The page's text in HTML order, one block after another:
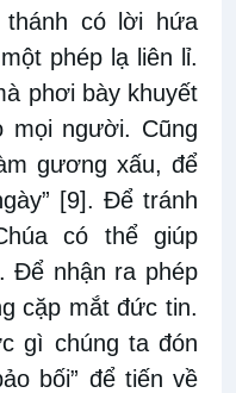
thánh có lời hứa
phép lạ liên lỉ.
phơi bày khuyết
mọi người. Cũng
gương xấu, để
[9]. Để tránh
có thể giúp
Để nhận ra phép
cặp mắt đức tin.
gì chúng ta đón
bối” để tiến về